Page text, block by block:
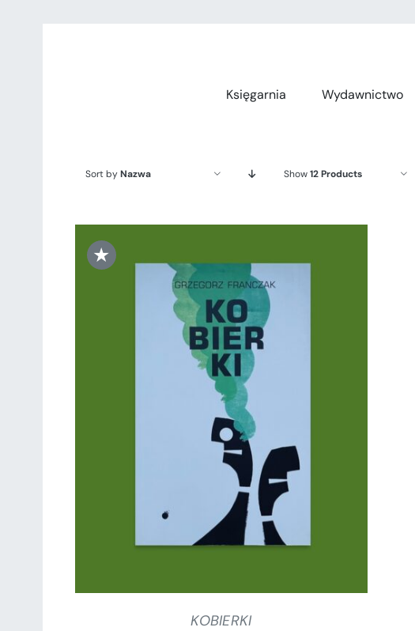
Księgarnia
Wydawnictwo
Sort byNazwa Show12 Products
★
DODAJ DO KOSZYKA
KOBIERKI